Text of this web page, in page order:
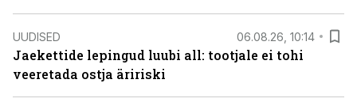
UUDISED 06.08.26, 10:14
Jaekettide lepingud luubi all: tootjale ei tohi
veeretada ostja äririski